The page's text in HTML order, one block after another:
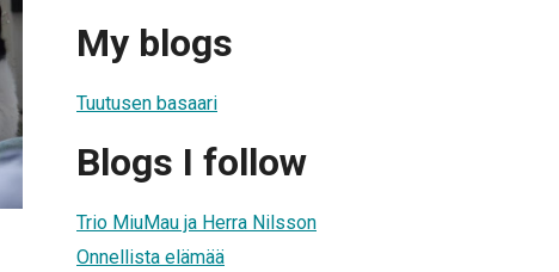
My blogs
Tuutusen basaari
Blogs I follow
Trio MiuMau ja Herra Nilsson
Onnellista elämää